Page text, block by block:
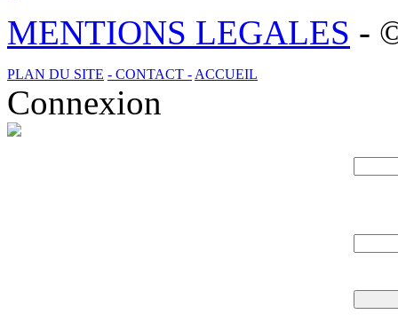
MENTIONS LEGALES -
PLAN DU SITE - CONTACT - ACCUEIL
Connexion